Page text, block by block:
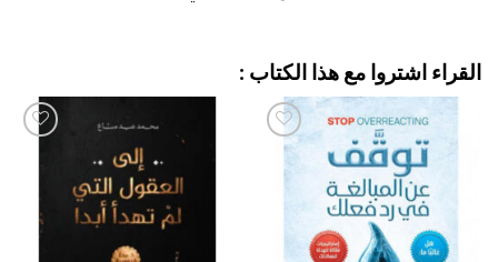
القراء اشتروا مع هذا الكتاب :
إضافة